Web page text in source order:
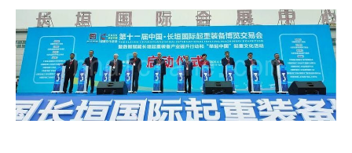
Беларуская мова
Kiswahili
Dansk
Norsk
O‘zbekcha